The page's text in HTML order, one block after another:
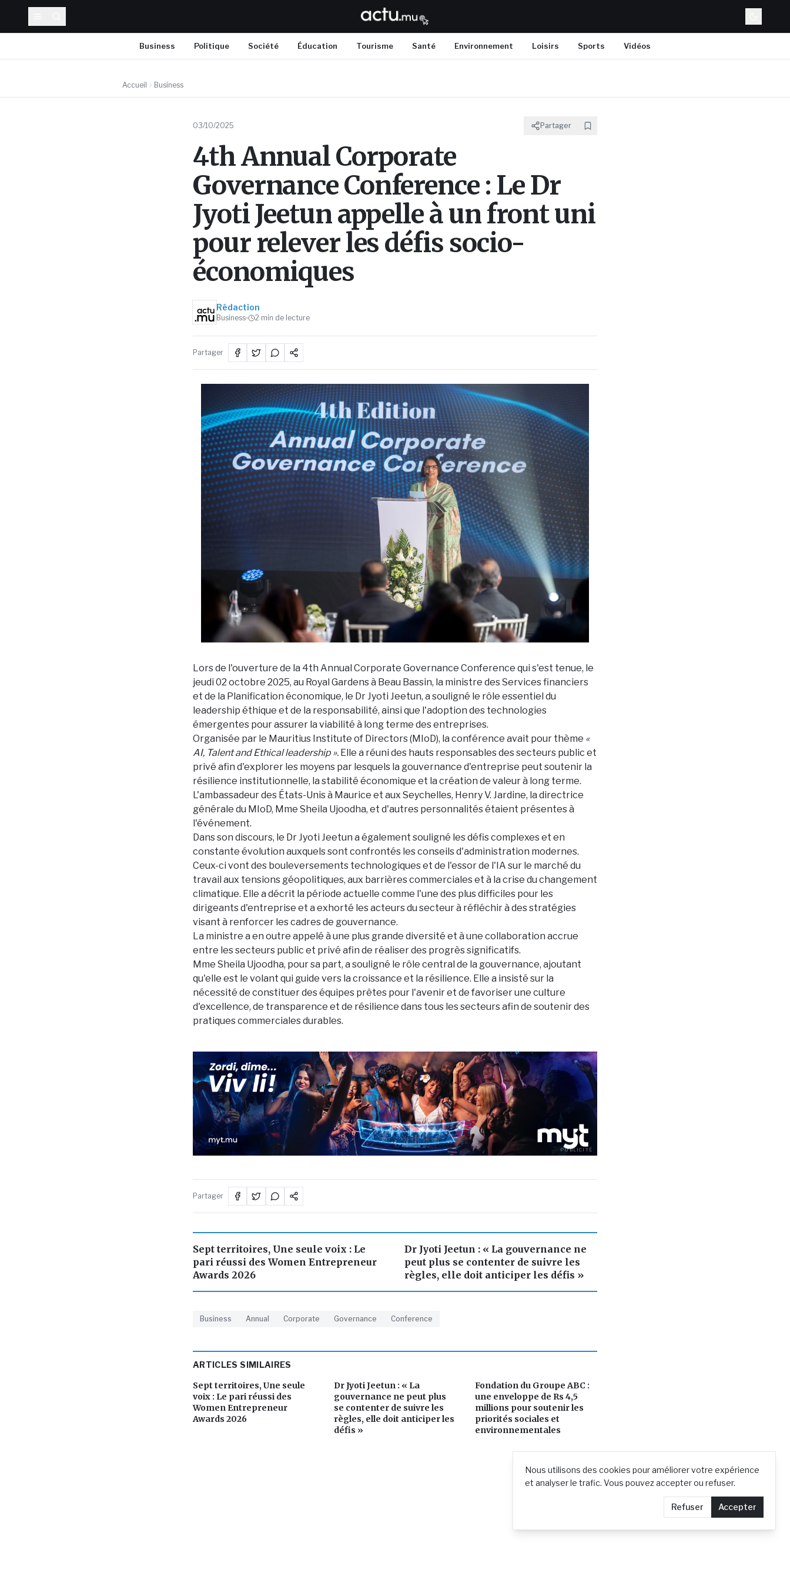
Business Politique Société Éducation Tourisme Santé Environnement Loisirs Sports Vidéos
Nous utilisons des cookies pour améliorer votre expérience
et analyser le trafic. Vous pouvez accepter ou refuser.
Refuser Accepter
Accueil Business
03/10/2025 Partager
4th Annual Corporate
Governance Conference : Le Dr
Jyoti Jeetun appelle à un front uni
pour relever les défis socio-
économiques
Rédaction
Business 2 min de lecture
Partager
Lors de l'ouverture de la 4th Annual Corporate Governance Conference qui s'est tenue, le
jeudi 02 octobre 2025, au Royal Gardens à Beau Bassin, la ministre des Services financiers
et de la Planification économique, le Dr Jyoti Jeetun, a souligné le rôle essentiel du
leadership éthique et de la responsabilité, ainsi que l'adoption des technologies
émergentes pour assurer la viabilité à long terme des entreprises.
Organisée par le Mauritius Institute of Directors (MIoD), la conférence avait pour thème «
AI, Talent and Ethical leadership ». Elle a réuni des hauts responsables des secteurs public et
privé afin d'explorer les moyens par lesquels la gouvernance d'entreprise peut soutenir la
résilience institutionnelle, la stabilité économique et la création de valeur à long terme.
L'ambassadeur des États-Unis à Maurice et aux Seychelles, Henry V. Jardine, la directrice
générale du MIoD, Mme Sheila Ujoodha, et d'autres personnalités étaient présentes à
l'événement.
Dans son discours, le Dr Jyoti Jeetun a également souligné les défis complexes et en
constante évolution auxquels sont confrontés les conseils d'administration modernes.
Ceux-ci vont des bouleversements technologiques et de l'essor de l'IA sur le marché du
travail aux tensions géopolitiques, aux barrières commerciales et à la crise du changement
climatique. Elle a décrit la période actuelle comme l'une des plus difficiles pour les
dirigeants d'entreprise et a exhorté les acteurs du secteur à réfléchir à des stratégies
visant à renforcer les cadres de gouvernance.
La ministre a en outre appelé à une plus grande diversité et à une collaboration accrue
entre les secteurs public et privé afin de réaliser des progrès significatifs.
Mme Sheila Ujoodha, pour sa part, a souligné le rôle central de la gouvernance, ajoutant
qu'elle est le volant qui guide vers la croissance et la résilience. Elle a insisté sur la
nécessité de constituer des équipes prêtes pour l'avenir et de favoriser une culture
d'excellence, de transparence et de résilience dans tous les secteurs afin de soutenir des
pratiques commerciales durables.
PUBLICITÉ
Partager
Sept territoires, Une seule voix : Le
pari réussi des Women Entrepreneur
Awards 2026
Dr Jyoti Jeetun : « La gouvernance ne
peut plus se contenter de suivre les
règles, elle doit anticiper les défis »
Business Annual Corporate Governance Conference
ARTICLES SIMILAIRES
Sept territoires, Une seule
voix : Le pari réussi des
Women Entrepreneur
Awards 2026
Dr Jyoti Jeetun : « La
gouvernance ne peut plus
se contenter de suivre les
règles, elle doit anticiper les
défis »
Fondation du Groupe ABC :
une enveloppe de Rs 4,5
millions pour soutenir les
priorités sociales et
environnementales